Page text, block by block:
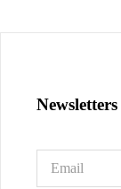
Newsletters